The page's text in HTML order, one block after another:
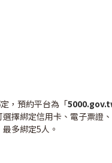
，預約平台為「
擇綁定信用卡、電子票證
多綁定5人。